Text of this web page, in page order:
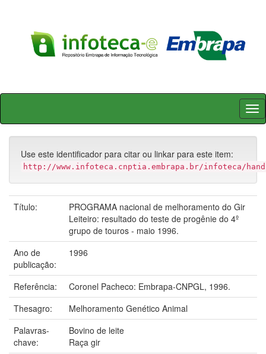
Skip
Use este identificador para citar ou linkar para este item:
http://www.infoteca.cnptia.embrapa.br/infoteca/
Título:
PROGRAMA nacional de melhoramento do Gir
Leiteiro: resultado do teste de progênie do 4º
grupo de touros - maio 1996.
Ano de
publicação:
1996
Referência:
Coronel Pacheco: Embrapa-CNPGL, 1996.
Thesagro:
Melhoramento Genético Animal
Palavras-
chave:
Bovino de leite
Raça gir